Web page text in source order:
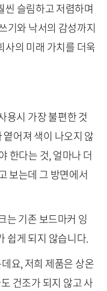
씬 슬림하고 저렴하며
기와 낙서의 감성까지
사의 미래 가치를 더욱
용시 가장 불편한 것
어져 색이 나오지 않
한다는 것, 얼마나 더
보는데 그 방면에서
는 기존 보드마커 잉
쉽게 되지 않습니다.
요, 저희 제품은 상온
건조가 되지 않고 사